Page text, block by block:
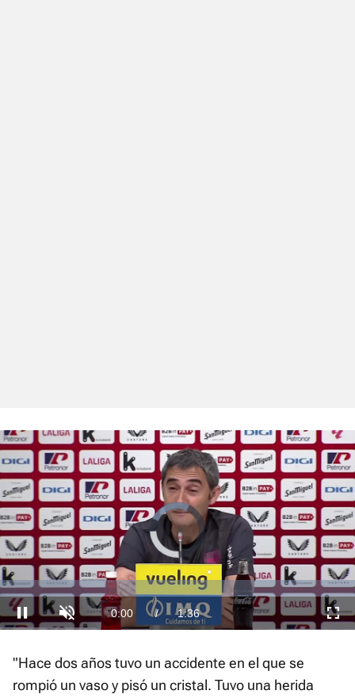
Play Unmute Current
0:00 / Duration
1:36
Loaded
:
0.00%
"Hace dos años tuvo un accidente en el que se
rompió un vaso y pisó un cristal. Tuvo una herida